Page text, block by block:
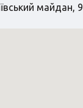
майдан, 9